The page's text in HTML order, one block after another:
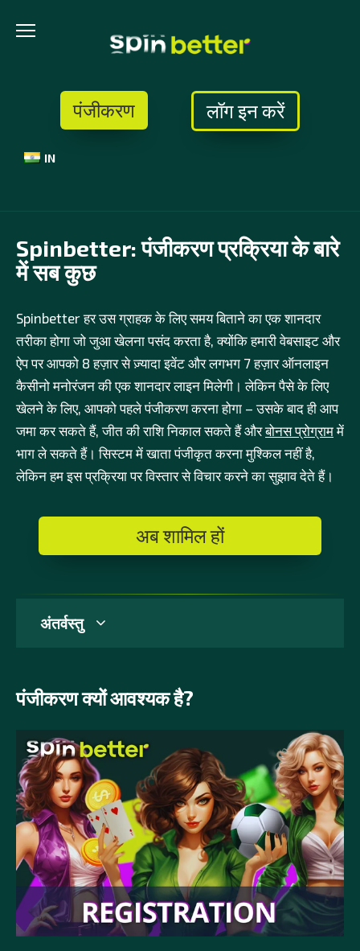
पंजीकरण लॉग इन करें
IN
Spinbetter: पंजीकरण प्रक्रिया के बारे
में सब कुछ
Spinbetter हर उस ग्राहक के लिए समय बिताने का एक शानदार
तरीका होगा जो जुआ खेलना पसंद करता है, क्योंकि हमारी वेबसाइट और
ऐप पर आपको 8 हज़ार से ज़्यादा इवेंट और लगभग 7 हज़ार ऑनलाइन
कैसीनो मनोरंजन की एक शानदार लाइन मिलेगी। लेकिन पैसे के लिए
खेलने के लिए, आपको पहले पंजीकरण करना होगा – उसके बाद ही आप
जमा कर सकते हैं, जीत की राशि निकाल सकते हैं औरबोनस प्रोग्राममें
भाग ले सकते हैं। सिस्टम में खाता पंजीकृत करना मुश्किल नहीं है,
लेकिन हम इस प्रक्रिया पर विस्तार से विचार करने का सुझाव देते हैं।
अब शामिल हों
अंतर्वस्तु
पंजीकरण क्यों आवश्यक है?